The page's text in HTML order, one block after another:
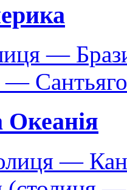
—
—
Океанія
—